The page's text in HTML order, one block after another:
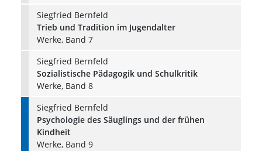
Siegfried Bernfeld
Trieb und Tradition im Jugendalter
Werke, Band 7
Siegfried Bernfeld
Sozialistische Pädagogik und Schulkritik
Werke, Band 8
Siegfried Bernfeld
Psychologie des Säuglings und der frühen
Kindheit
Werke, Band 9